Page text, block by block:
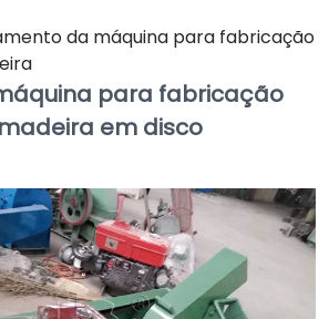
da máquina para fabricação
para fabricação
em disco